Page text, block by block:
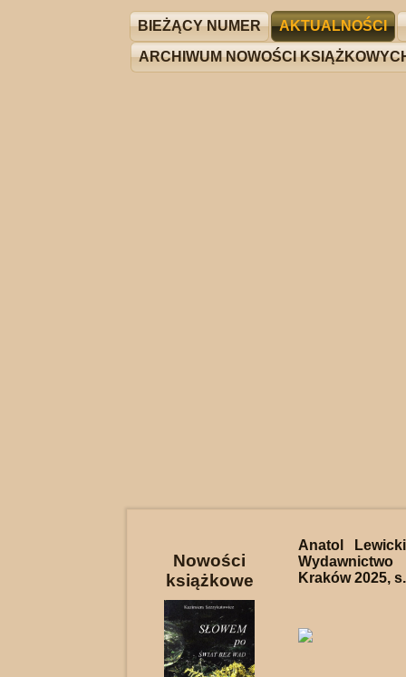
BIEŻĄCY NUMER AKTUALNOŚCI
ARCHIWUM NOWOŚCI
Nowości
książkowe
Anatol
Kraków 2025,